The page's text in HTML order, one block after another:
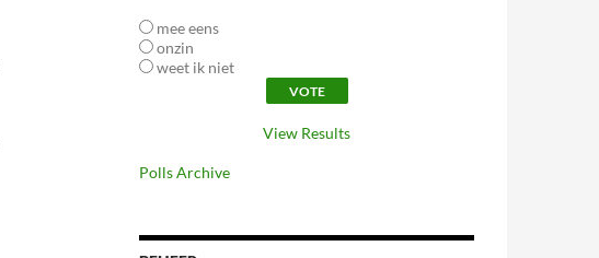
mee eens
onzin
weet ik niet
View Results
Polls Archive